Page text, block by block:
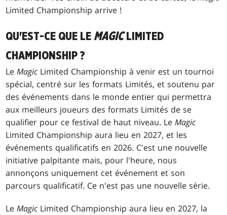
Limited Championship arrive !
QU'EST-CE QUE LE MAGICLIMITED
CHAMPIONSHIP ?
LeMagic Limited Championship à venir est un tournoi
spécial, centré sur les formats Limités, et soutenu par
des événements dans le monde entier qui permettra
aux meilleurs joueurs des formats Limités de se
qualifier pour ce festival de haut niveau. LeMagic
Limited Championship aura lieu en 2027, et les
événements qualificatifs en 2026. C'est une nouvelle
initiative palpitante mais, pour l'heure, nous
annonçons uniquement cet événement et son
parcours qualificatif. Ce n'est pas une nouvelle série.
LeMagic Limited Championship aura lieu en 2027, la